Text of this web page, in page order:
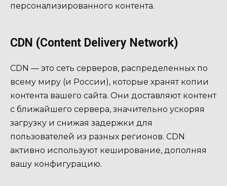
персонализированного контента.
CDN (Content Delivery Network)
CDN — это сеть серверов, распределенных по
всему миру (и России), которые хранят копии
контента вашего сайта. Они доставляют контент
с ближайшего сервера, значительно ускоряя
загрузку и снижая задержки для
пользователей из разных регионов. CDN
активно используют кеширование, дополняя
вашу конфигурацию.